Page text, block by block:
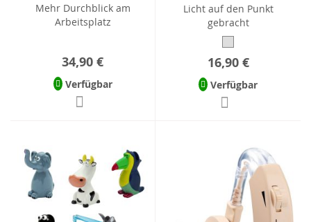
Mehr Durchblick am
Arbeitsplatz
34,90 €
Verfügbar
Licht auf den Punkt
gebracht
16,90 €
Verfügbar